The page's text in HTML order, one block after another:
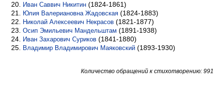
Иван Саввич Никитин (1824-1861)
Юлия Валериановна Жадовская (1824-1883)
Николай Алексеевич Некрасов (1821-1877)
Осип Эмильевич Мандельштам (1891-1938)
Иван Захарович Суриков (1841-1880)
Владимир Владимирович Маяковский (1893-1930)
Количество обращений к стихотворению: 991